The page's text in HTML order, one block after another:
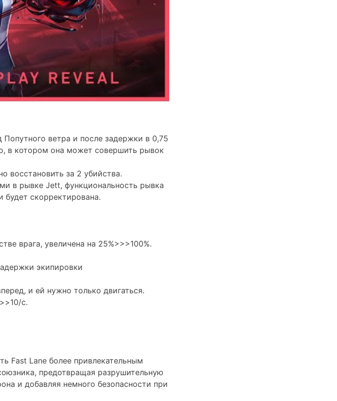
ветра и после задержки в 0,75
в котором она может совершить рывок
за 2 убийства.
в рывке Jett, функциональность рывка
скорректирована.
врага, увеличена на 25%>>>100%.
экипировки
и ей нужно только двигаться.
с.
Fast Lane более привлекательным
предотвращая разрушительную
и добавляя немного безопасности при